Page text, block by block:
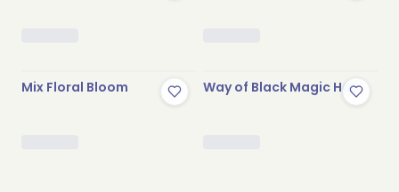
Mix Floral Bloom Way of Black Magic Hat